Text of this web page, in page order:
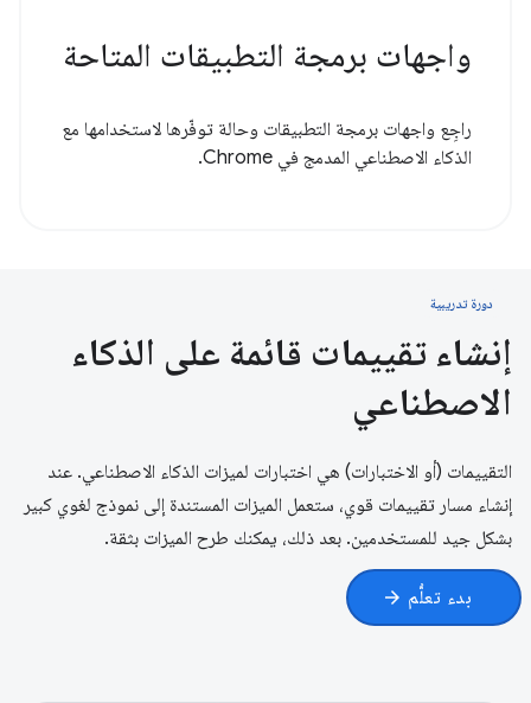
واجهات برمجة التطبيقات المتاحة
راجِع واجهات برمجة التطبيقات وحالة توفّرها لاستخدامها مع
الذكاء الاصطناعي المدمج في Chrome.
دورة تدريبية
إنشاء تقييمات قائمة على الذكاء
الاصطناعي
التقييمات (أو الاختبارات) هي اختبارات لميزات الذكاء الاصطناعي. عند
إنشاء مسار تقييمات قوي، ستعمل الميزات المستندة إلى نموذج لغوي كبير
بشكل جيد للمستخدمين. بعد ذلك، يمكنك طرح الميزات بثقة.
بدء تعلُّم arrow_forward